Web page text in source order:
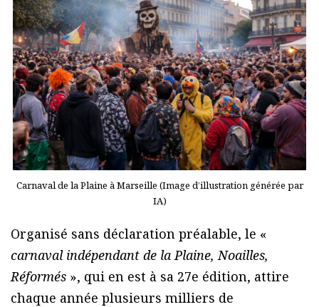
Carnaval de la Plaine à Marseille (Image d’illustration générée par
IA)
Organisé sans déclaration préalable, le «
carnaval indépendant de la Plaine, Noailles,
Réformés », qui en est à sa 27e édition, attire
chaque année plusieurs milliers de